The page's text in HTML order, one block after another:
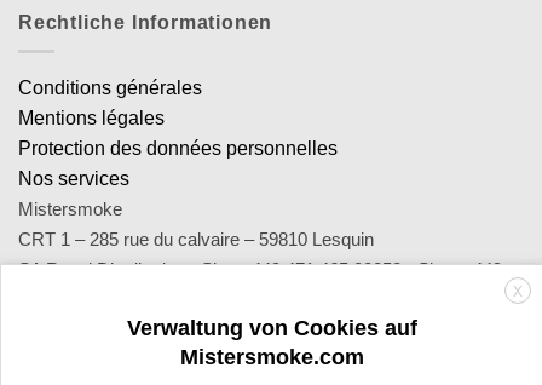
Rechtliche Informationen
Conditions générales
Mentions légales
Protection des données personnelles
Nos services
Mistersmoke
CRT 1 – 285 rue du calvaire – 59810 Lesquin
SA Royal Distribution - Siret : 449 471 465 00053 - Siren : 449
Contact : notre équipe d’experts est joignable par email
sav@mistersmoke.com ou par téléphone au 03 20 90 56 55 du
X
Verwaltung von Cookies auf
Mistersmoke.com